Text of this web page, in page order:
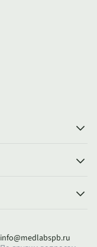
info@medlabspb.ru